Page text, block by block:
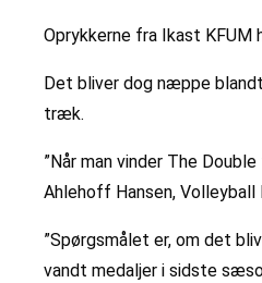
Oprykkerne fra Ikast
Det bliver dog næppe
træk.
”Når man vinder The
Ahlehoff Hansen,
”Spørgsmålet er, om det
vandt medaljer i sidste